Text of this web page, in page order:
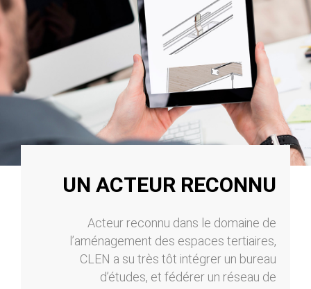
UN ACTEUR RECONNU
Acteur reconnu dans le domaine de
l’aménagement des espaces tertiaires,
CLEN a su très tôt intégrer un bureau
d’études, et fédérer un réseau de